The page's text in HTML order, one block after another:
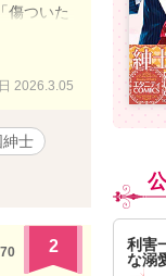
傷ついた
るか
を拗ら
❥・
ぎれい
インペ
医大出
不定期
切関係
。 ✿初公
2026.3.05
紳士
2
利害
な溺